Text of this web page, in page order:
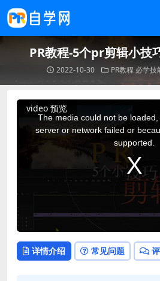
PR教程-5个pr剪辑小技
2022-10-30 PR教程 必学技
video 预览
This
The media could not be
server or network failed or
supported.
详情介绍 常见问题